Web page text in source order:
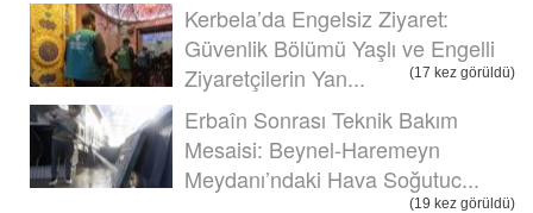
Kerbela’da Engelsiz Ziyaret:
Güvenlik Bölümü Yaşlı ve Engelli
Ziyaretçilerin Yan...
(17 kez görüldü)
Erbaîn Sonrası Teknik Bakım
Mesaisi: Beynel-Haremeyn
Meydanı’ndaki Hava Soğutuc...
(19 kez görüldü)